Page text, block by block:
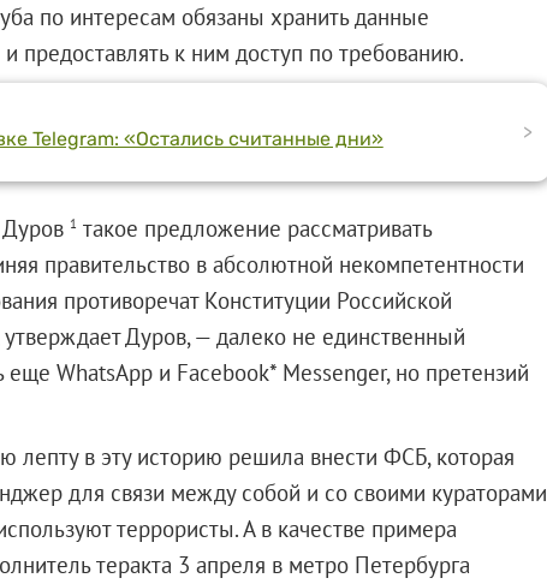
по интересам обязаны хранить данные
предоставлять к ним доступ по требованию.
Telegram: «Остались считанные дни» >
1 такое предложение рассматривать
правительство в абсолютной некомпетентности
противоречат Конституции Российской
Дуров, — далеко не единственный
WhatsApp и Facebook* Messenger, но претензий
лепту в эту историю решила внести ФСБ, которая
для связи между собой и со своими кураторами
террористы. А в качестве примера
теракта 3 апреля в метро Петербурга